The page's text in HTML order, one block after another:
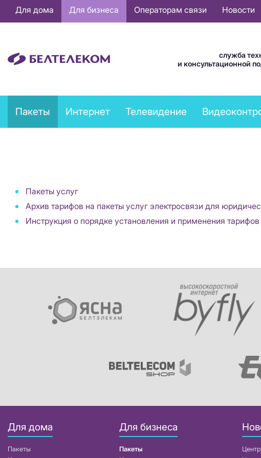
Основная
навигация
Для дома Для бизнеса Операторам связи Новости
служба
и консультационной
Business
services
Пакеты Интернет Телевидение
Пакеты услуг
Архив тарифов на пакеты услуг электросвязи для
Инструкция о порядке установления и применения
Для дома
Пакеты
Для бизнеса
Пакеты